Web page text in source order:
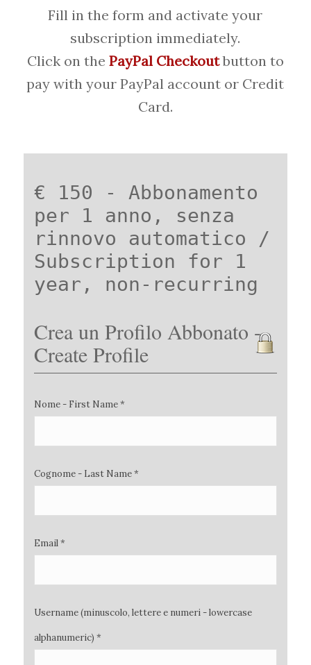
Fill in the form and activate your
subscription immediately.
Click on the PayPal Checkoutbutton to
pay with your PayPal account or Credit
Card.
€ 150 - Abbonamento
per 1 anno, senza
rinnovo automatico /
Subscription for 1
year, non-recurring
Crea un Profilo Abbonato -
Create Profile
Nome - First Name *
Cognome - Last Name *
Email *
Username (minuscolo, lettere e numeri - lowercase
alphanumeric) *